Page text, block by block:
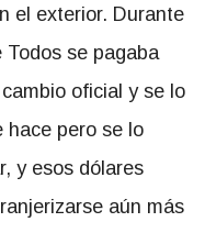
el exterior. Durante
Todos se pagaba
oficial y se lo
hace pero se lo
y esos dólares
aún más